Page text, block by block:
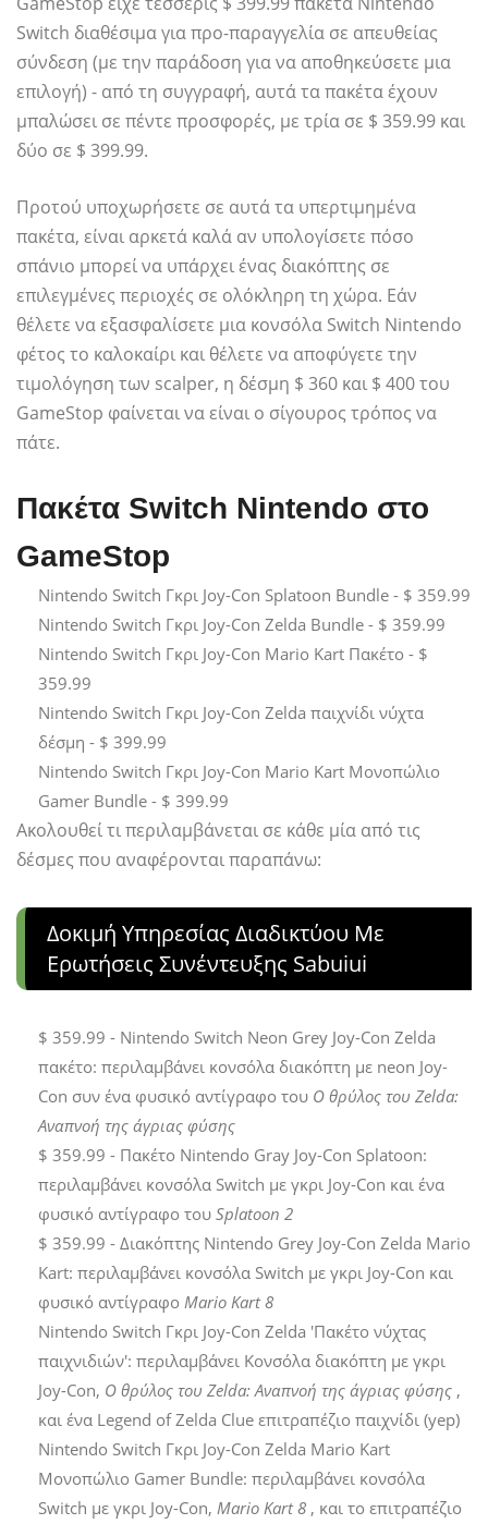
Switch διαθέσιμα για προ-παραγγελία σε απευθείας
σύνδεση (με την παράδοση για να αποθηκεύσετε μια
επιλογή) - από τη συγγραφή, αυτά τα πακέτα έχουν
μπαλώσει σε πέντε προσφορές, με τρία σε $ 359.99 και
δύο σε $ 399.99.
Προτού υποχωρήσετε σε αυτά τα υπερτιμημένα
πακέτα, είναι αρκετά καλά αν υπολογίσετε πόσο
σπάνιο μπορεί να υπάρχει ένας διακόπτης σε
επιλεγμένες περιοχές σε ολόκληρη τη χώρα. Εάν
θέλετε να εξασφαλίσετε μια κονσόλα Switch Nintendo
φέτος το καλοκαίρι και θέλετε να αποφύγετε την
τιμολόγηση των scalper, η δέσμη $ 360 και $ 400 του
GameStop φαίνεται να είναι ο σίγουρος τρόπος να
πάτε.
Πακέτα Switch Nintendo στο
GameStop
Nintendo Switch Γκρι Joy-Con Splatoon Bundle - $ 359.99
Nintendo Switch Γκρι Joy-Con Zelda Bundle - $ 359.99
Nintendo Switch Γκρι Joy-Con Mario Kart Πακέτο - $
359.99
Nintendo Switch Γκρι Joy-Con Zelda παιχνίδι νύχτα
δέσμη - $ 399.99
Nintendo Switch Γκρι Joy-Con Mario Kart Μονοπώλιο
Gamer Bundle - $ 399.99
Ακολουθεί τι περιλαμβάνεται σε κάθε μία από τις
δέσμες που αναφέρονται παραπάνω:
Δοκιμή Υπηρεσίας Διαδικτύου Με
Ερωτήσεις Συνέντευξης Sabuiui
$ 359.99 - Nintendo Switch Neon Grey Joy-Con Zelda
πακέτο: περιλαμβάνει κονσόλα διακόπτη με neon Joy-
Con συν ένα φυσικό αντίγραφο του Ο θρύλος του Zelda:
Αναπνοή της άγριας φύσης
$ 359.99 - Πακέτο Nintendo Gray Joy-Con Splatoon:
περιλαμβάνει κονσόλα Switch με γκρι Joy-Con και ένα
φυσικό αντίγραφο του Splatoon 2
$ 359.99 - Διακόπτης Nintendo Grey Joy-Con Zelda Mario
Kart: περιλαμβάνει κονσόλα Switch με γκρι Joy-Con και
φυσικό αντίγραφο Mario Kart 8
Nintendo Switch Γκρι Joy-Con Zelda 'Πακέτο νύχτας
παιχνιδιών': περιλαμβάνει Κονσόλα διακόπτη με γκρι
Joy-Con, Ο θρύλος του Zelda: Αναπνοή της άγριας φύσης ,
και ένα Legend of Zelda Clue επιτραπέζιο παιχνίδι (yep)
Nintendo Switch Γκρι Joy-Con Zelda Mario Kart
Μονοπώλιο Gamer Bundle: περιλαμβάνει κονσόλα
Switch με γκρι Joy-Con, Mario Kart 8 , και το επιτραπέζιο